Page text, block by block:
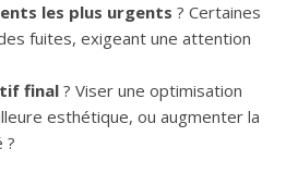
les plus urgents ? Certaines
fuites, exigeant une attention
final ? Viser une optimisation
esthétique, ou augmenter la
?